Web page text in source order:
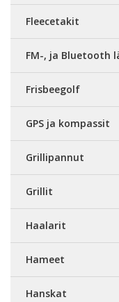
Fleecetakit
FM-, ja Bluetooth
Frisbeegolf
GPS ja kompassit
Grillipannut
Grillit
Haalarit
Hameet
Hanskat